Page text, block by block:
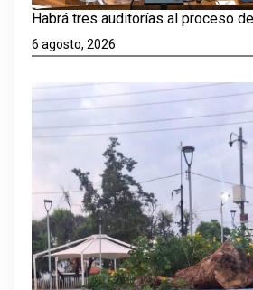
Habrá tres auditorías al proceso
6 agosto, 2026